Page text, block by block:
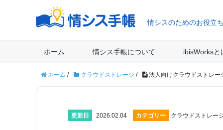
情シスのためのお役立
ホーム 情シス手帳について ibisWorksと
ホーム / クラウドストレージ / 法人向けクラウドストレ
更新日 2026.02.04 カテゴリー クラウドストレー